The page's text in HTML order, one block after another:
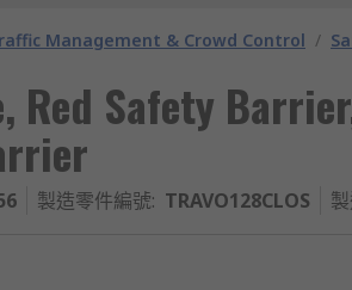
Management & Crowd Control /
Red Safety
製造零件編號: TRAVO128CLOS